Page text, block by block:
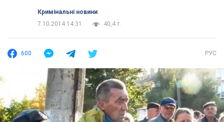
Кримінальні новини
7.10.2014 14:31
40,4 т.
600 РУС